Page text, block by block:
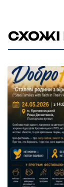
СХОЖІ